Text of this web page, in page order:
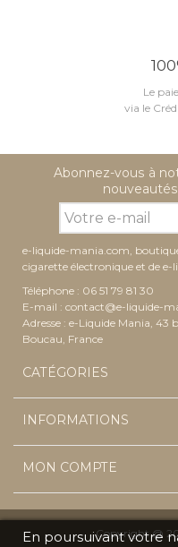
Le
via le
Abonnez-vous à
e-liquide-mania.com,
cigarette électronique et de e-
Téléphone : 06 51 79 81 30
E-mail : contact@e-liquide-
Adresse : e-Liquide Mania, 43
Boucau, France
CATÉGORIES
INFORMATIONS
MON COMPTE
En poursuivant votre
Copyright @